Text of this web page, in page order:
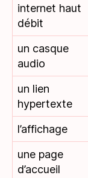
internet haut
débit
un casque
audio
un lien
hypertexte
l’affichage
une page
d’accueil